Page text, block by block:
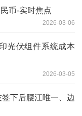
币-实时焦点
2026-03-06
光伏组件系统成本
2026-03-05
下后腰江唯一、边